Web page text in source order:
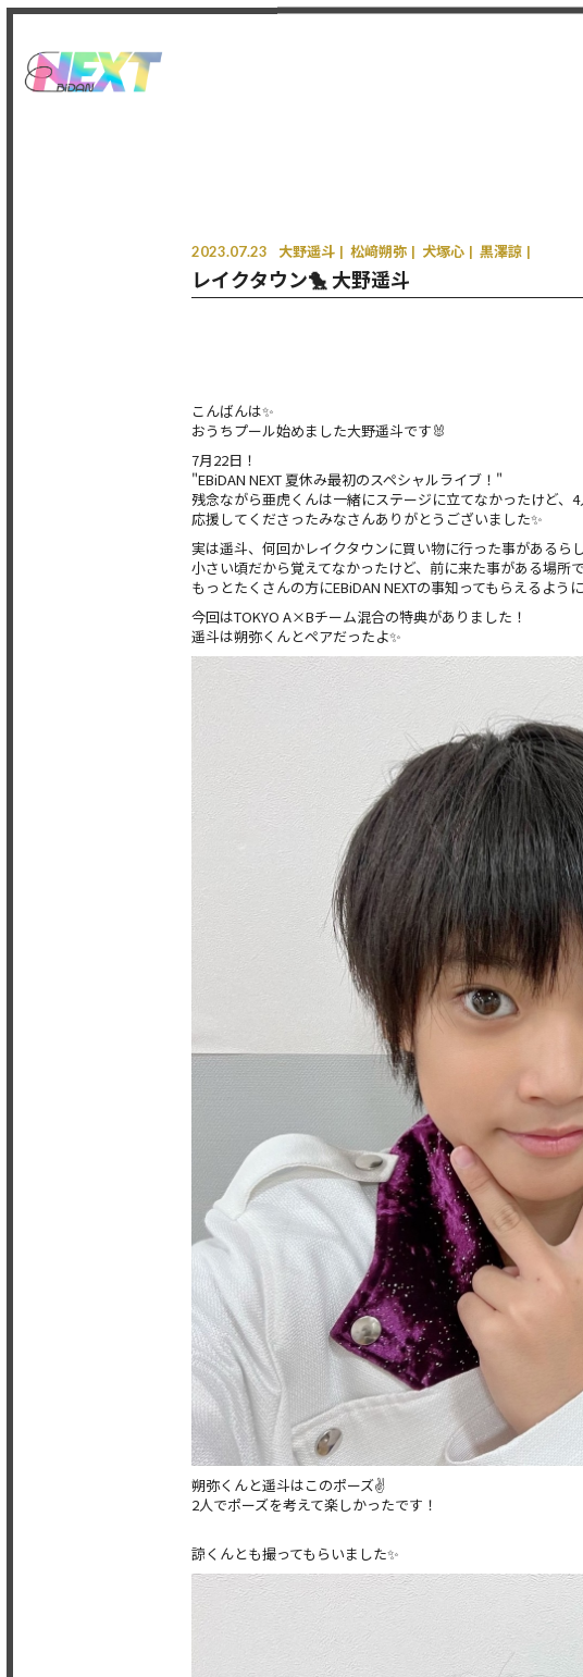
2023.07.23 大野遥斗 松﨑朔弥 犬塚心 黒澤諒
レイクタウン🐤 大野遥斗
こんばんは✨
おうちプール始めました大野遥斗です🐰
7月22日！
"EBiDAN NEXT 夏休み最初のスペシャルライブ！"
残念ながら亜虎くんは一緒にステージに立てなかったけど、4
応援してくださったみなさんありがとうございました✨
実は遥斗、何回かレイクタウンに買い物に行った事があるら
小さい頃だから覚えてなかったけど、前に来た事がある場所
もっとたくさんの方にEBiDAN NEXTの事知ってもらえるよう
今回はTOKYO A×Bチーム混合の特典がありました！
遥斗は朔弥くんとペアだったよ✨
朔弥くんと遥斗はこのポーズ✌️
2人でポーズを考えて楽しかったです！
諒くんとも撮ってもらいました✨